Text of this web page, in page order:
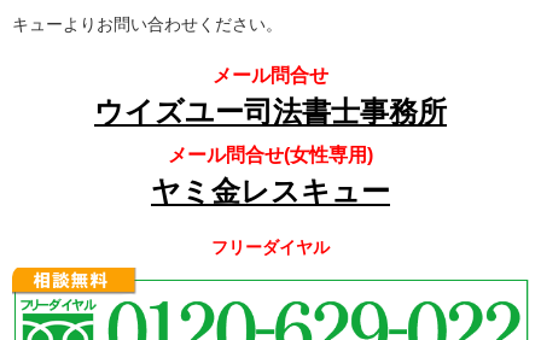
キューよりお問い合わせください。
メール問合せ
ウイズユー司法書士事務所
メール問合せ(女性専用)
ヤミ金レスキュー
フリーダイヤル